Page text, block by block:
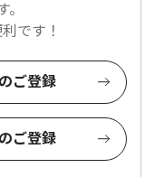
です！
ご登録
ご登録